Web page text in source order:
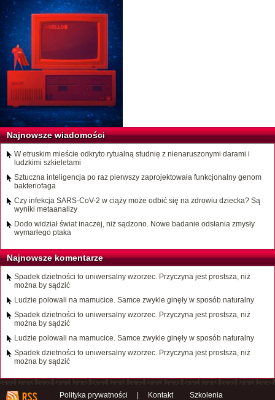
Najnowsze wiadomości
W etruskim mieście odkryto rytualną studnię z nienaruszonymi darami i
ludzkimi szkieletami
Sztuczna inteligencja po raz pierwszy zaprojektowała funkcjonalny genom
bakteriofaga
Czy infekcja SARS-CoV-2 w ciąży może odbić się na zdrowiu dziecka? Są
wyniki metaanalizy
Dodo widział świat inaczej, niż sądzono. Nowe badanie odsłania zmysły
wymarłego ptaka
Najnowsze komentarze
Spadek dzietności to uniwersalny wzorzec. Przyczyna jest prostsza, niż
można by sądzić
Ludzie polowali na mamucice. Samce zwykle ginęły w sposób naturalny
Spadek dzietności to uniwersalny wzorzec. Przyczyna jest prostsza, niż
można by sądzić
Ludzie polowali na mamucice. Samce zwykle ginęły w sposób naturalny
Spadek dzietności to uniwersalny wzorzec. Przyczyna jest prostsza, niż
można by sądzić
Polityka prywatności Kontakt
Szkolenia